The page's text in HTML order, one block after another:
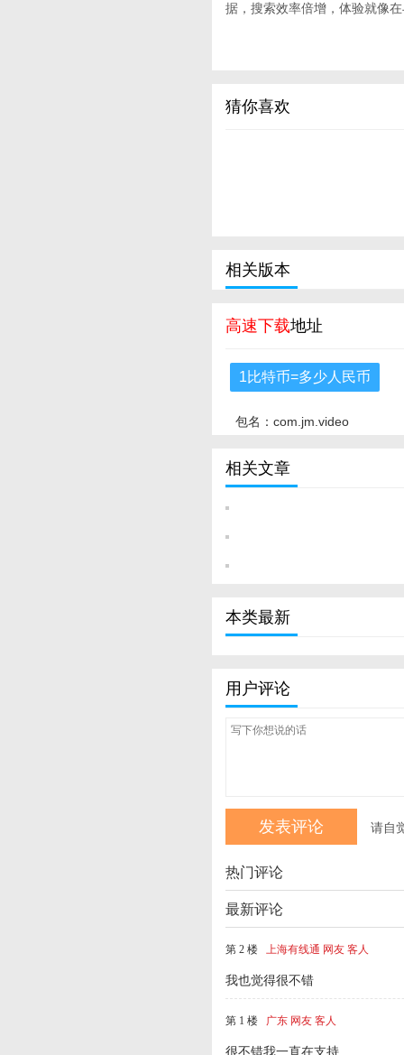
据，搜索效率倍增，体验就像
猜你喜欢
相关版本
高速下载地址
1比特币=多少人民币
包名：com.jm.video
相关文章
本类最新
用户评论
请自
热门评论
最新评论
第 2 楼 上海有线通 网友 客人
我也觉得很不错
第 1 楼 广东 网友 客人
很不错我一直在支持